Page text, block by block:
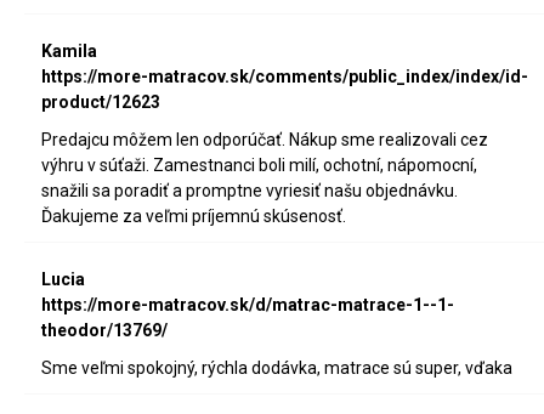
Kamila
https://more-matracov.sk/comments/public_index/index/id-
product/12623
Predajcu môžem len odporúčať. Nákup sme realizovali cez
výhru v súťaži. Zamestnanci boli milí, ochotní, nápomocní,
snažili sa poradiť a promptne vyriesiť našu objednávku.
Ďakujeme za veľmi príjemnú skúsenosť.
Lucia
https://more-matracov.sk/d/matrac-matrace-1--1-
theodor/13769/
Sme veľmi spokojný, rýchla dodávka, matrace sú super, vďaka